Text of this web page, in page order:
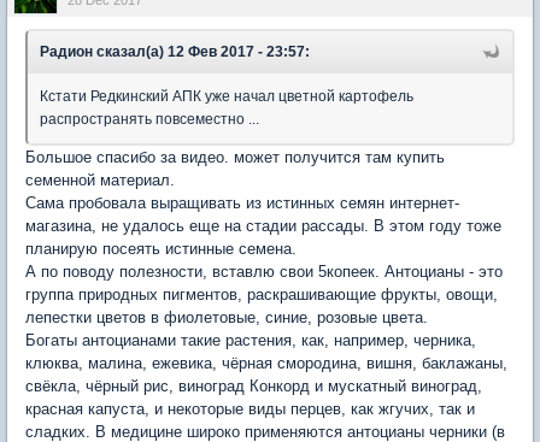
Радион сказал(а) 12 Фев 2017 - 23:57:
Кстати Редкинский АПК уже начал цветной картофель
распространять повсеместно ...
Большое спасибо за видео. может получится там купить
семенной материал.
Сама пробовала выращивать из истинных семян интернет-
магазина, не удалось еще на стадии рассады. В этом году тоже
планирую посеять истинные семена.
А по поводу полезности, вставлю свои 5копеек. Антоцианы - это
группа природных пигментов, раскрашивающие фрукты, овощи,
лепестки цветов в фиолетовые, синие, розовые цвета.
Богаты антоцианами такие растения, как, например, черника,
клюква, малина, ежевика, чёрная смородина, вишня, баклажаны,
свёкла, чёрный рис, виноград Конкорд и мускатный виноград,
красная капуста, и некоторые виды перцев, как жгучих, так и
сладких. В медицине широко применяются антоцианы черники (в